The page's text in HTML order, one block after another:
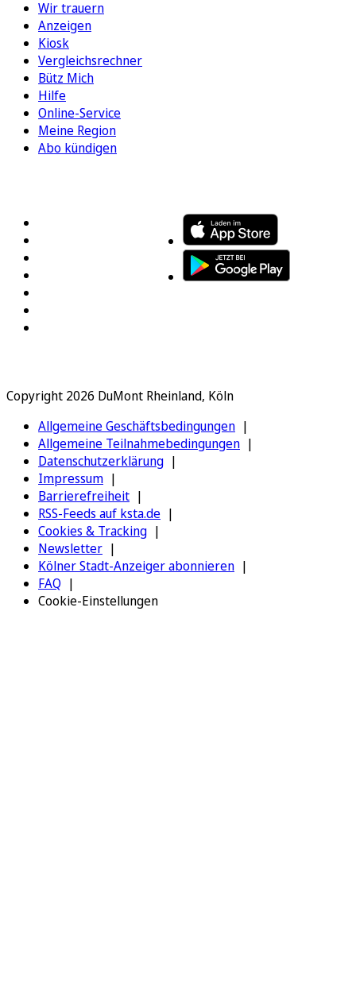
Wir trauern
Anzeigen
Kiosk
Vergleichsrechner
Bütz Mich
Hilfe
Online-Service
Meine Region
Abo kündigen
Copyright 2026 DuMont Rheinland, Köln
Allgemeine Geschäftsbedingungen
Allgemeine Teilnahmebedingungen
Datenschutzerklärung
Impressum
Barrierefreiheit
RSS-Feeds auf ksta.de
Cookies & Tracking
Newsletter
Kölner Stadt-Anzeiger abonnieren
FAQ
Cookie-Einstellungen